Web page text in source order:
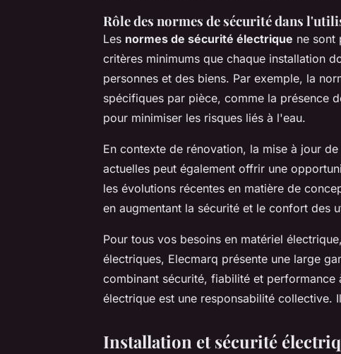
Rôle des normes de sécurité dans
Les normes de sécurité électrique ne sont
critères minimums que chaque installation
personnes et des biens. Par exemple, la
spécifiques par pièce, comme la présence
pour minimiser les risques liés à l'eau.
En contexte de rénovation, la mise à jour
actuelles peut également offrir une
les évolutions récentes en matière de
en augmentant la sécurité et le confort des
Pour tous vos besoins en matériel
électriques, Elecmarq présente une large
combinant sécurité, fiabilité et
électrique est une responsabilité collective.
Installation et sécurité